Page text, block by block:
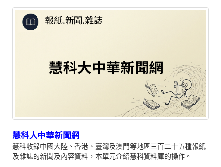
慧科大中華新聞網
慧科收錄中國大陸、香港、臺灣及澳門等地區三百二十五種報紙
及雜誌的新聞及內容資料，本單元介紹慧科資料庫的操作。